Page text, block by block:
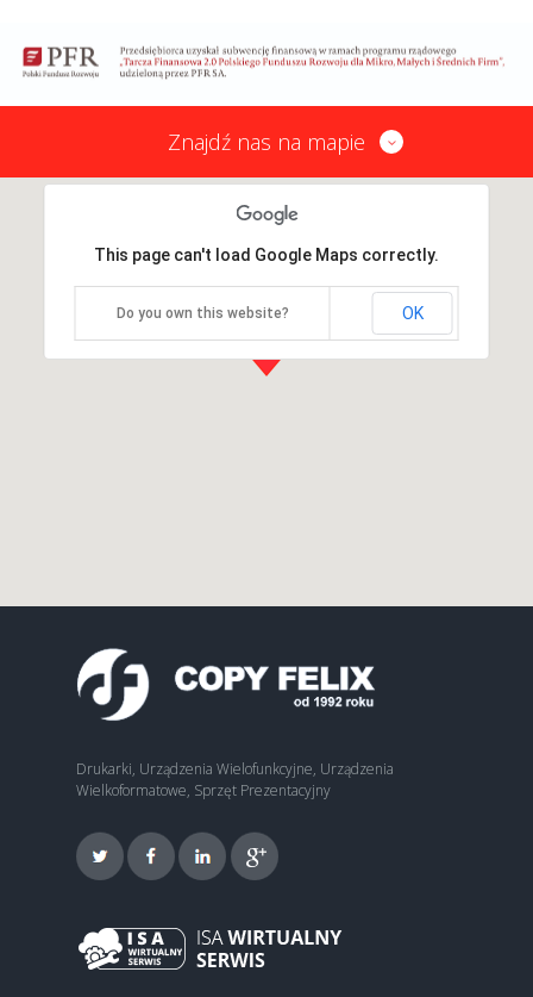
Znajdź nas na mapie
This page can't load Google Maps correctly.
Do you own this website? OK
Drukarki, Urządzenia Wielofunkcyjne, Urządzenia
Wielkoformatowe, Sprzęt Prezentacyjny